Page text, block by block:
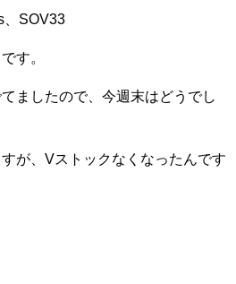
、SOV33
す。
ましたので、今週末はどうでし
が、Vストックなくなったんです